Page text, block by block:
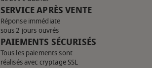
SERVICE APRÈS VENTE
Réponse immédiate
sous 2 jours ouvrés
PAIEMENTS SÉCURISÉS
Tous les paiements sont
réalisés avec cryptage SSL